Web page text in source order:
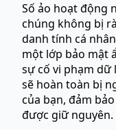
Số ảo hoạt động
chúng không bị
danh tính cá
một lớp bảo mật
sự cố vi phạm dữ
sẽ hoàn toàn bị
của bạn, đảm
được giữ nguyên.